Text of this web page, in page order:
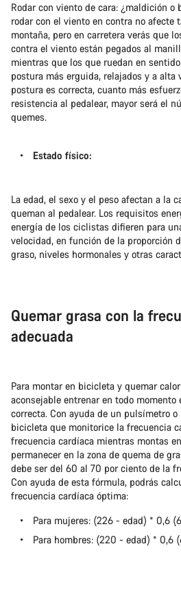
Rodar con viento de cara: ¿maldición o
rodar con el viento en contra no afecte
montaña, pero en carretera verás que
contra el viento están pegados al
mientras que los que ruedan en
postura más erguida, relajados y a alta
postura es correcta, cuanto más
resistencia al pedalear, mayor será el
quemes.
Estado físico:
La edad, el sexo y el peso afectan a la
queman al pedalear. Los requisitos
energía de los ciclistas difieren para
velocidad, en función de la proporción
graso, niveles hormonales y otras
Quemar grasa con la
adecuada
Para montar en bicicleta y quemar
aconsejable entrenar en todo
correcta. Con ayuda de un pulsímetro
bicicleta que monitorice la frecuencia
frecuencia cardíaca mientras montas
permanecer en la zona de quema de
debe ser del 60 al 70 por ciento de la
Con ayuda de esta fórmula, podrás
frecuencia cardíaca óptima:
Para mujeres: (226 - edad) * 0,6
Para hombres: (220 - edad) * 0,6